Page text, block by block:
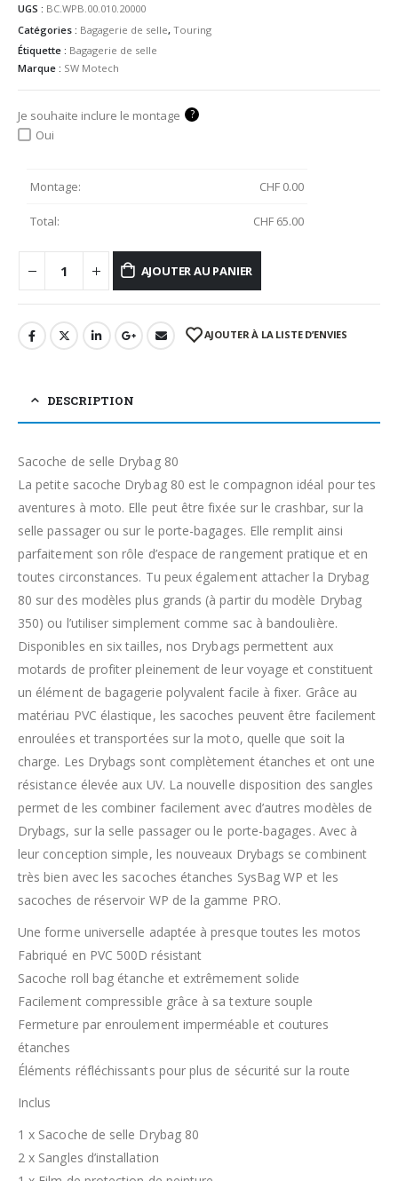
UGS : BC.WPB.00.010.20000
Catégories : Bagagerie de selle, Touring
Étiquette : Bagagerie de selle
Marque : SW Motech
Je souhaite inclure le montage ?
Oui
Montage: CHF 0.00
Total: CHF 65.00
AJOUTER AU PANIER
AJOUTER À LA LISTE D’ENVIES
DESCRIPTION
Sacoche de selle Drybag 80
La petite sacoche Drybag 80 est le compagnon idéal pour tes
aventures à moto. Elle peut être fixée sur le crashbar, sur la
selle passager ou sur le porte-bagages. Elle remplit ainsi
parfaitement son rôle d’espace de rangement pratique et en
toutes circonstances. Tu peux également attacher la Drybag
80 sur des modèles plus grands (à partir du modèle Drybag
350) ou l’utiliser simplement comme sac à bandoulière.
Disponibles en six tailles, nos Drybags permettent aux
motards de profiter pleinement de leur voyage et constituent
un élément de bagagerie polyvalent facile à fixer. Grâce au
matériau PVC élastique, les sacoches peuvent être facilement
enroulées et transportées sur la moto, quelle que soit la
charge. Les Drybags sont complètement étanches et ont une
résistance élevée aux UV. La nouvelle disposition des sangles
permet de les combiner facilement avec d’autres modèles de
Drybags, sur la selle passager ou le porte-bagages. Avec à
leur conception simple, les nouveaux Drybags se combinent
très bien avec les sacoches étanches SysBag WP et les
sacoches de réservoir WP de la gamme PRO.
Une forme universelle adaptée à presque toutes les motos
Fabriqué en PVC 500D résistant
Sacoche roll bag étanche et extrêmement solide
Facilement compressible grâce à sa texture souple
Fermeture par enroulement imperméable et coutures
étanches
Éléments réfléchissants pour plus de sécurité sur la route
Inclus
1 x Sacoche de selle Drybag 80
2 x Sangles d’installation